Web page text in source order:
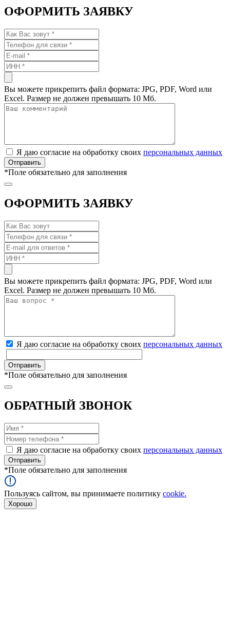
ОФОРМИТЬ ЗАЯВКУ
Вы можете прикрепить файл формата: JPG, PDF, Word или
Excel. Размер не должен превышать 10 Мб.
Я даю согласие на обработку своих персональных данных
*Поле обязательно для заполнения
ОФОРМИТЬ ЗАЯВКУ
Вы можете прикрепить файл формата: JPG, PDF, Word или
Excel. Размер не должен превышать 10 Мб.
Я даю согласие на обработку своих персональных данных
*Поле обязательно для заполнения
ОБРАТНЫЙ ЗВОНОК
Я даю согласие на обработку своих персональных данных
*Поле обязательно для заполнения
Пользуясь сайтом, вы принимаете политику cookie.
Хорошо